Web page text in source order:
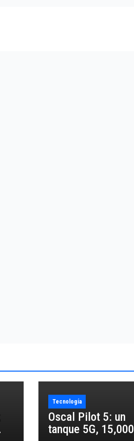
Tecnología
Oscal Pilot 5: un
tanque 5G, 15,000